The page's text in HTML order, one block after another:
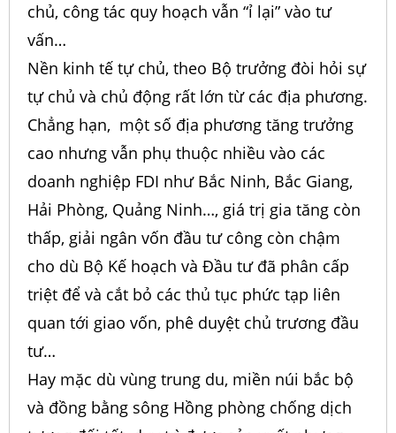
chủ, công tác quy hoạch vẫn “ỉ lại” vào tư
vấn…
Nền kinh tế tự chủ, theo Bộ trưởng đòi hỏi sự
tự chủ và chủ động rất lớn từ các địa phương.
Chẳng hạn, một số địa phương tăng trưởng
cao nhưng vẫn phụ thuộc nhiều vào các
doanh nghiệp FDI như Bắc Ninh, Bắc Giang,
Hải Phòng, Quảng Ninh…, giá trị gia tăng còn
thấp, giải ngân vốn đầu tư công còn chậm
cho dù Bộ Kế hoạch và Đầu tư đã phân cấp
triệt để và cắt bỏ các thủ tục phức tạp liên
quan tới giao vốn, phê duyệt chủ trương đầu
tư…
Hay mặc dù vùng trung du, miền núi bắc bộ
và đồng bằng sông Hồng phòng chống dịch